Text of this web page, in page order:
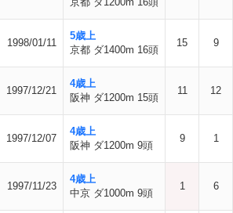
1998/01/11
5歳上
京都 ダ1400m 16頭
15 9
1997/12/21
4歳上
阪神 ダ1200m 15頭
11 12
1997/12/07
4歳上
阪神 ダ1200m 9頭
9 1
1997/11/23
4歳上
中京 ダ1000m 9頭
1 6